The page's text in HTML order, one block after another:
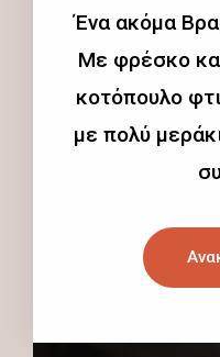
Ένα ακόμα
Με φρέσκο
κοτόπουλο
με πολύ